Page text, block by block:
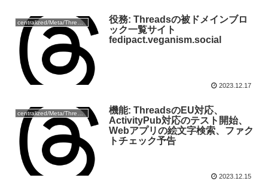
centralized/Meta/Threads
役務: Threadsの被ドメインブロ
ック一覧サイト
fedipact.veganism.social
2023.12.17
centralized/Meta/Threads
機能: ThreadsのEU対応、
ActivityPub対応のテスト開始、
Webアプリの絵文字検索、ファク
トチェック予告
2023.12.15